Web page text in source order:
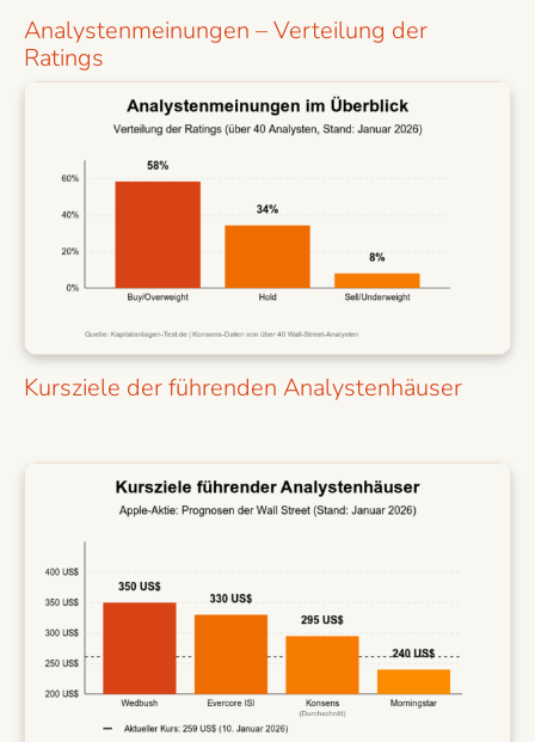
Analystenmeinungen – Verteilung der
Ratings
Kursziele der führenden Analystenhäuser